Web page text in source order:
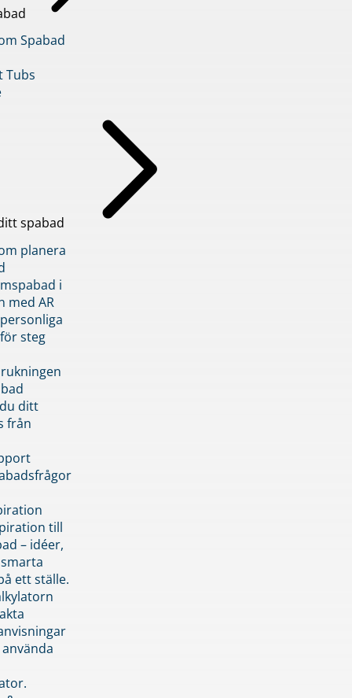
Spabad
Tubs
spabad
planera
i
med AR
steg
ditt
från
till
– idéer,
ett ställe.